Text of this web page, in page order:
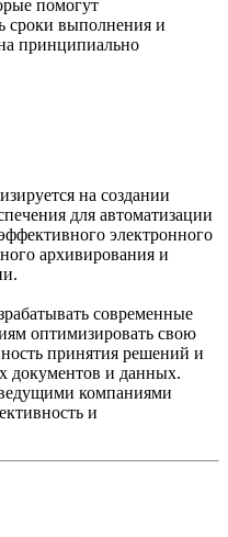
помогут
сроки выполнения и
принципиально
на создании
для автоматизации
электронного
архивирования и
современные
оптимизировать свою
принятия решений и
документов и данных.
компаниями
и